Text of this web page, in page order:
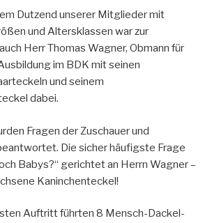
Dutzend unserer Mitglieder mit
und Altersklassen war zur
Herr Thomas Wagner, Obmann für
im BDK mit seinen
und seinem
dabei.
Fragen der Zuschauer und
Die sicher häufigste Frage
Babys?“ gerichtet an Herrn Wagner –
Kaninchenteckel!
Auftritt führten 8 Mensch-Dackel-